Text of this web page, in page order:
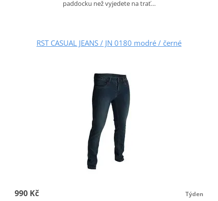
paddocku než vyjedete na trať…
RST CASUAL JEANS / JN 0180 modré / černé
990 Kč Týden